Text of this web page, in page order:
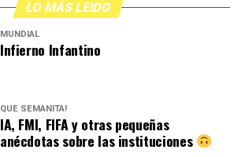
LO MÁS LEIDO
MUNDIAL
Infierno Infantino
QUÉ SEMANITA!
IA, FMI, FIFA y otras pequeñas
anécdotas sobre las instituciones